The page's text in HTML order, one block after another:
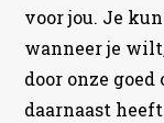
voor jou. Je
wanneer je
door onze
daarnaast